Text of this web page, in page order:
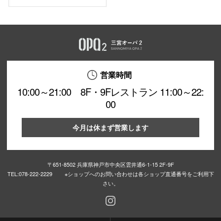
営業時間
10:00～21:00 8F・9Fレストラン 11:00～22:
00
今月は休まず営業します
〒651-8502 兵庫県神戸市中央区雲井通6-1-15 2F-9F
TEL:078-222-2229 ※ショップへのお問い合わせは各ショップ直通番号をご利用下
さい。